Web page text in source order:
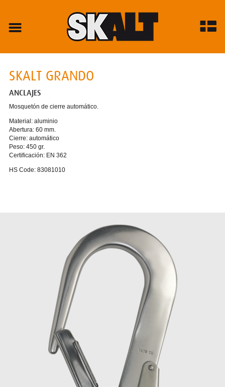
SKALT GRANDO
ANCLAJES
Mosquetón de cierre automático.
Material: aluminio
Abertura: 60 mm.
Cierre: automático
Peso: 450 gr.
Certificación: EN 362
HS Code: 83081010